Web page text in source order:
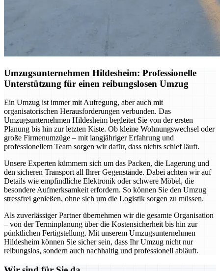
Umzugsunternehmen Hildesheim: Professionelle
Unterstützung für einen reibungslosen Umzug
Ein Umzug ist immer mit Aufregung, aber auch mit
organisatorischen Herausforderungen verbunden. Das
Umzugsunternehmen Hildesheim begleitet Sie von der ersten
Planung bis hin zur letzten Kiste. Ob kleine Wohnungswechsel oder
große Firmenumzüge – mit langjähriger Erfahrung und
professionellem Team sorgen wir dafür, dass nichts schief läuft.
Unsere Experten kümmern sich um das Packen, die Lagerung und
den sicheren Transport all Ihrer Gegenstände. Dabei achten wir auf
Details wie empfindliche Elektronik oder schwere Möbel, die
besondere Aufmerksamkeit erfordern. So können Sie den Umzug
stressfrei genießen, ohne sich um die Logistik sorgen zu müssen.
Als zuverlässiger Partner übernehmen wir die gesamte Organisation
– von der Terminplanung über die Kostensicherheit bis hin zur
pünktlichen Fertigstellung. Mit unserem Umzugsunternehmen
Hildesheim können Sie sicher sein, dass Ihr Umzug nicht nur
reibungslos, sondern auch nachhaltig und professionell abläuft.